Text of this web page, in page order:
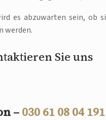
es abzuwarten sein, ob
werden.
Sie uns
–030 61 08 04 191